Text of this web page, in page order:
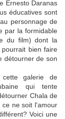
Ernesto Daranas
éducatives sont
personnage de
par la formidable
du film) dont la
pourrait bien faire
détourner de son
galerie de
qui tente
Chala de
ne soit l'amour
Voici une